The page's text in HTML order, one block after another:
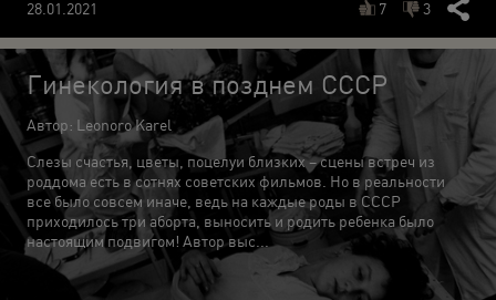
28.01.2021 7 3
Гинекология в позднем СССР
Автор: Leonoro Karel
Слезы счастья, цветы, поцелуи близких – сцены встреч из
роддома есть в сотнях советских фильмов. Но в реальности
все было совсем иначе, ведь на каждые роды в СССР
приходилось три аборта, выносить и родить ребенка было
настоящим подвигом! Автор выс...